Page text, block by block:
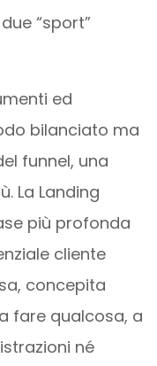
“sport”
ed
bilanciato ma
funnel, una
La Landing
più profonda
cliente
concepita
fare qualcosa, a
né